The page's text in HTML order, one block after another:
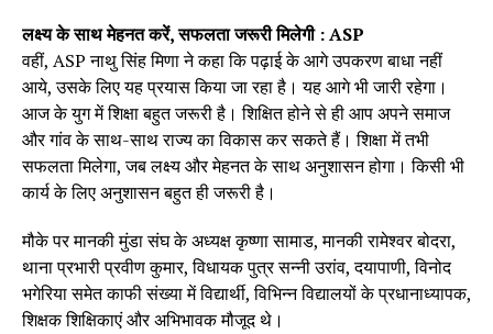
लक्ष्य के साथ मेहनत करें, सफलता जरूरी मिलेगी : ASP
वहीं, ASP नाथु सिंह मिणा ने कहा कि पढ़ाई के आगे उपकरण बाधा नहीं
आये, उसके लिए यह प्रयास किया जा रहा है। यह आगे भी जारी रहेगा।
आज के युग में शिक्षा बहुत जरूरी है। शिक्षित होने से ही आप अपने समाज
और गांव के साथ-साथ राज्य का विकास कर सकते हैं। शिक्षा में तभी
सफलता मिलेगा, जब लक्ष्य और मेहनत के साथ अनुशासन होगा। किसी भी
कार्य के लिए अनुशासन बहुत ही जरूरी है।
मौके पर मानकी मुंडा संघ के अध्यक्ष कृष्णा सामाड, मानकी रामेश्वर बोदरा,
थाना प्रभारी प्रवीण कुमार, विधायक पुत्र सन्नी उरांव, दयापाणी, विनोद
भगेरिया समेत काफी संख्या में विद्यार्थी, विभिन्न विद्यालयों के प्रधानाध्यापक,
शिक्षक शिक्षिकाएं और अभिभावक मौजूद थे।